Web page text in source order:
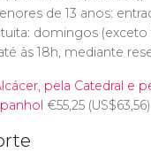
de 13 anos:
domingos (exceto
às 18h, mediante
pela Catedral e
€55,25 (US$63,56)